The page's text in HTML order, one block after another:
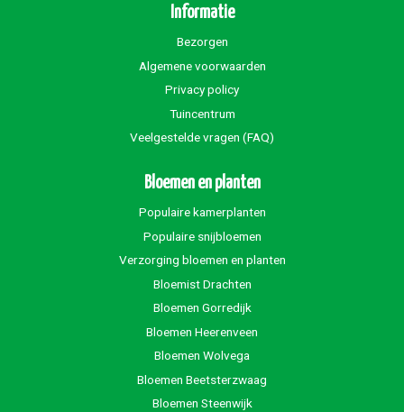
Informatie
Bezorgen
Algemene voorwaarden
Privacy policy
Tuincentrum
Veelgestelde vragen (FAQ)
Bloemen en planten
Populaire kamerplanten
Populaire snijbloemen
Verzorging bloemen en planten
Bloemist Drachten
Bloemen Gorredijk
Bloemen Heerenveen
Bloemen Wolvega
Bloemen Beetsterzwaag
Bloemen Steenwijk